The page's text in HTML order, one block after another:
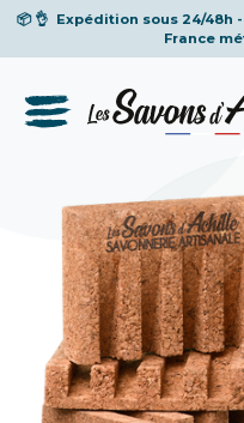
📦 👌 Expédition sous 24/48h
France